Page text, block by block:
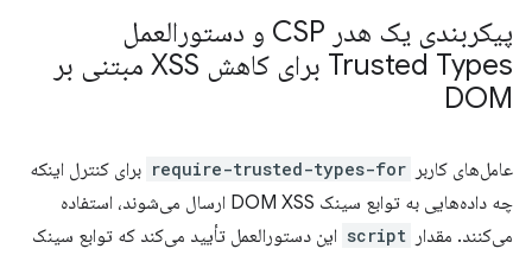
پیکربندی یک هدر CSP و دستورالعمل
Trusted Types برای کاهش XSS مبتنی بر
DOM
عامل‌های کاربر require-trusted-types-for برای کنترل اینکه
چه داده‌هایی به توابع سینک DOM XSS ارسال می‌شوند، استفاده
می‌کنند. مقدار
script این دستورالعمل تأیید می‌کند که توابع سینک